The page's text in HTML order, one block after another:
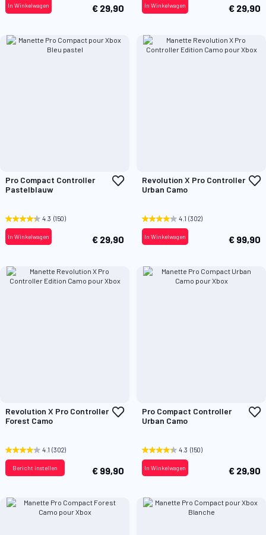
€ 29,90
In Winkelwagen € 29,90
In Winkelwagen
Pro Compact Controller
Pastelblauw
Voeg
4.3 (150)
€ 29,90
In Winkelwagen
Revolution X Pro Controller
Urban Camo
4.1 (302)
€ 99,90
In Winkelwagen
Revolution X Pro Controller
Forest Camo
Voeg
4.1 (302)
€ 99,90
Bericht instellen
Pro Compact Controller
Urban Camo
4.3 (150)
€ 29,90
In Winkelwagen